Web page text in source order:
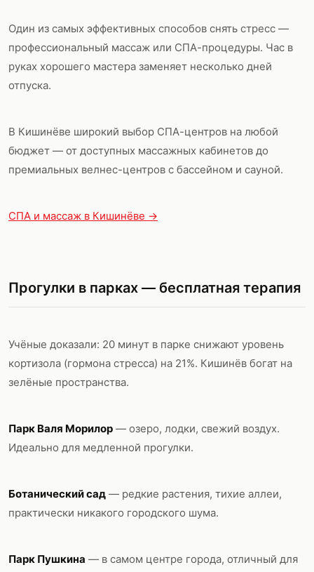
Один из самых эффективных способов снять стресс —
профессиональный массаж или СПА-процедуры. Час в
руках хорошего мастера заменяет несколько дней
отпуска.
В Кишинёве широкий выбор СПА-центров на любой
бюджет — от доступных массажных кабинетов до
премиальных велнес-центров с бассейном и сауной.
СПА и массаж в Кишинёве →
Прогулки в парках — бесплатная терапия
Учёные доказали: 20 минут в парке снижают уровень
кортизола (гормона стресса) на 21%. Кишинёв богат на
зелёные пространства.
Парк Валя Морилор — озеро, лодки, свежий воздух.
Идеально для медленной прогулки.
Ботанический сад — редкие растения, тихие аллеи,
практически никакого городского шума.
Парк Пушкина — в самом центре города, отличный для